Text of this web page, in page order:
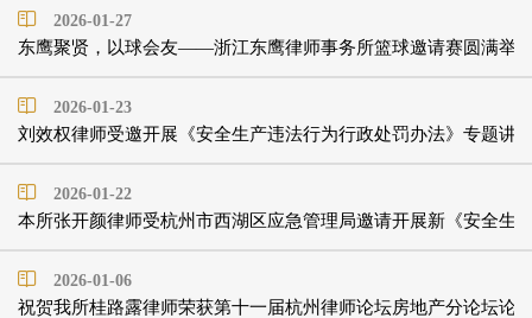
2026-01-27
东鹰聚贤，以球会友——浙江东鹰律师事务所篮球邀请赛圆满举
2026-01-23
刘效权律师受邀开展《安全生产违法行为行政处罚办法》专题讲
2026-01-22
本所张开颜律师受杭州市西湖区应急管理局邀请开展新《安全生
2026-01-06
祝贺我所桂路露律师荣获第十一届杭州律师论坛房地产分论坛论